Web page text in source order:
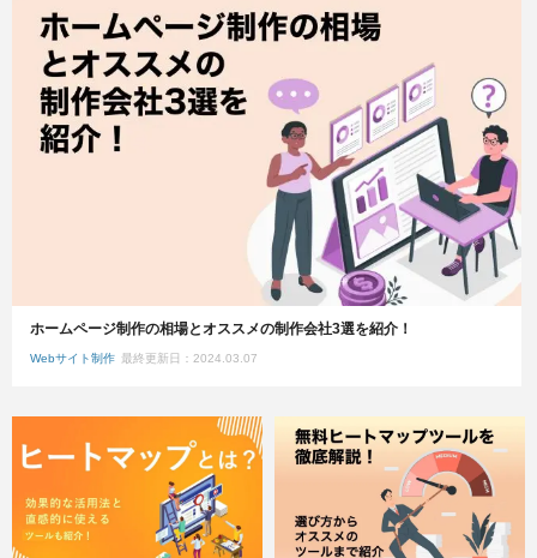
ホームページ制作の相場とオススメの制作会社3選を紹介！
Webサイト制作 最終更新日：2024.03.07